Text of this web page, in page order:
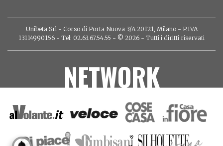
Unibeta Srl - Corso di Porta Nuova 3/A 20121, Milano - P.IVA
13114990156 - Tel: 02.63.67.54.55 - © 2026 - Tutti i diritti riservati
NETWORK